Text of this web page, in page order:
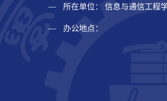
所在单位： 信息与通信工程
办公地点：